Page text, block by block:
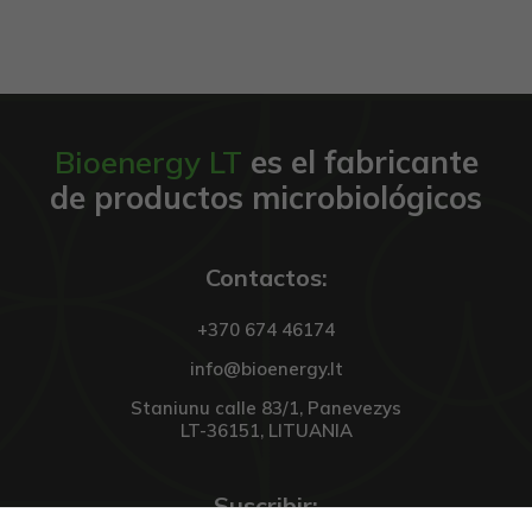
Bioenergy LT es el fabricante
de productos microbiológicos
Contactos:
+370 674 46174
info@bioenergy.lt
Staniunu calle 83/1, Panevezys
LT-36151, LITUANIA
Suscribir:
Statistika
Siekiant
pagerinti
atsižvelgiant į
svetainė
Vartojo
Jūsų vizito